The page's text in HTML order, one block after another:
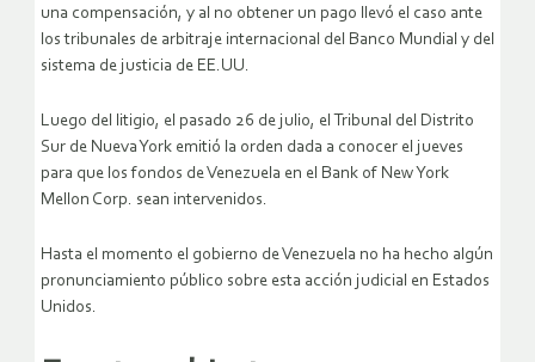
una compensación, y al no obtener un pago llevó el caso ante
los tribunales de arbitraje internacional del Banco Mundial y del
sistema de justicia de EE.UU.
Luego del litigio, el pasado 26 de julio, el Tribunal del Distrito
Sur de Nueva York emitió la orden dada a conocer el jueves
para que los fondos de Venezuela en el Bank of New York
Mellon Corp. sean intervenidos.
Hasta el momento el gobierno de Venezuela no ha hecho algún
pronunciamiento público sobre esta acción judicial en Estados
Unidos.